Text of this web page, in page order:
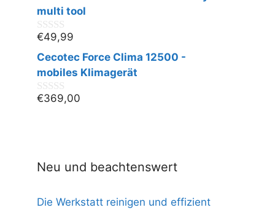
n
multi tool
0
v
o
n
€49,99
Cecotec Force Clima 12500 -
mobiles Klimagerät
0
€369,00
Neu und beachtenswert
Die Werkstatt reinigen und effizient